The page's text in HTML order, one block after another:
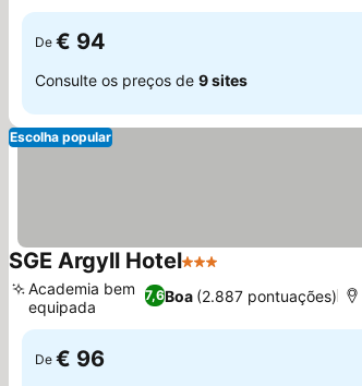
De € 94
Consulte os preços de 9 sites
Escolha popular
SGE Argyll Hotel3 Estrelas
7,6Boa (2.887 pontuações)
Academia bem
equipada
De € 96